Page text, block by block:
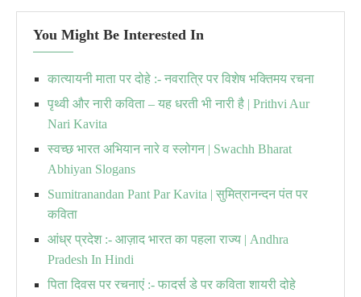
You Might Be Interested In
कात्यायनी माता पर दोहे :- नवरात्रि पर विशेष भक्तिमय रचना
पृथ्वी और नारी कविता – यह धरती भी नारी है | Prithvi Aur
Nari Kavita
स्वच्छ भारत अभियान नारे व स्लोगन | Swachh Bharat
Abhiyan Slogans
Sumitranandan Pant Par Kavita | सुमित्रानन्दन पंत पर
कविता
आंध्र प्रदेश :- आज़ाद भारत का पहला राज्य | Andhra
Pradesh In Hindi
पिता दिवस पर रचनाएं :- फादर्स डे पर कविता शायरी दोहे